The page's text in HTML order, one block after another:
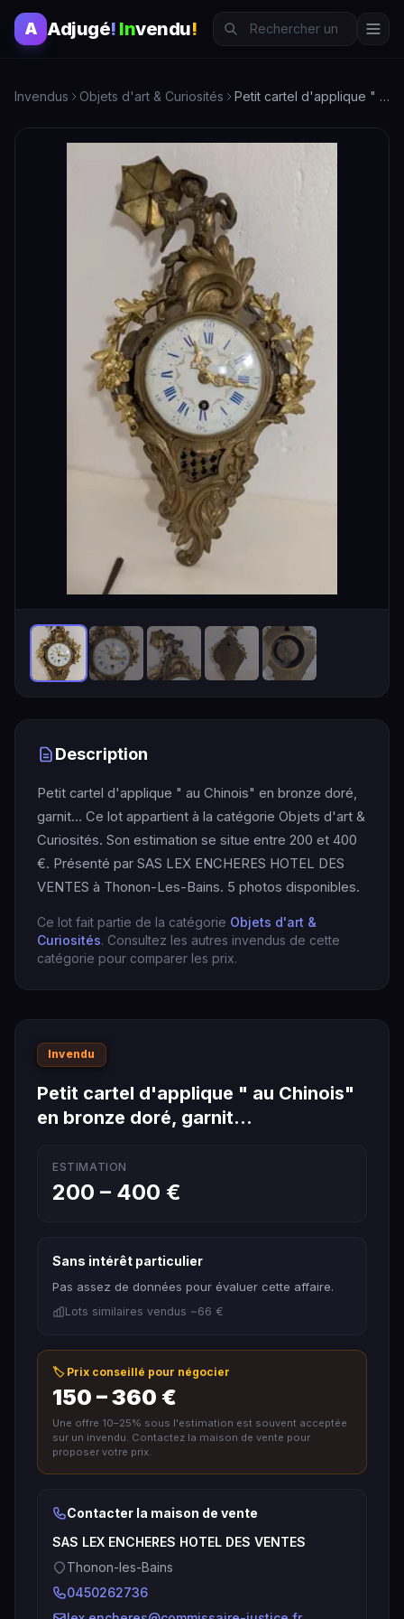
A Adjugé! Invendu!
Invendus Objets d'art & Curiosités Petit cartel d'applique " au Chinois" en bronze doré, garnit…
Description
Petit cartel d'applique " au Chinois" en bronze doré,
garnit… Ce lot appartient à la catégorie Objets d'art &
Curiosités. Son estimation se situe entre 200 et 400
€. Présenté par SAS LEX ENCHERES HOTEL DES
VENTES à Thonon-Les-Bains. 5 photos disponibles.
Ce lot fait partie de la catégorie Objets d'art &
Curiosités. Consultez les autres invendus de cette
catégorie pour comparer les prix.
Invendu
Petit cartel d'applique " au Chinois"
en bronze doré, garnit…
ESTIMATION
200 – 400 €
Sans intérêt particulier
Pas assez de données pour évaluer cette affaire.
Lots similaires vendus ~66 €
🏷️ Prix conseillé pour négocier
150 – 360 €
Une offre 10–25% sous l'estimation est souvent acceptée
sur un invendu. Contactez la maison de vente pour
proposer votre prix.
Contacter la maison de vente
SAS LEX ENCHERES HOTEL DES VENTES
Thonon-les-Bains
0450262736